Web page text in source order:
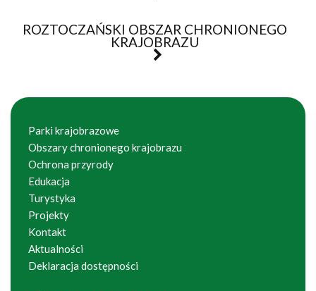
ROZTOCZAŃSKI OBSZAR CHRONIONEGO
KRAJOBRAZU
Parki krajobrazowe
Obszary chronionego krajobrazu
Ochrona przyrody
Edukacja
Turystyka
Projekty
Kontakt
Aktualności
Deklaracja dostępności